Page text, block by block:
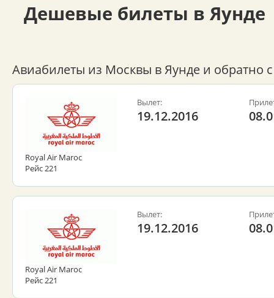
Дешевые билеты в Яунде
Авиабилеты из Москвы в Яунде и обратно
Royal Air Maroc
Рейс 221
Вылет:
19.12.2016
Royal Air Maroc
Рейс 221
Вылет:
19.12.2016